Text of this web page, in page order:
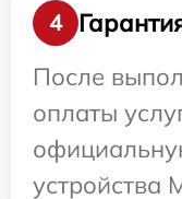
4
После
оплаты
устройства